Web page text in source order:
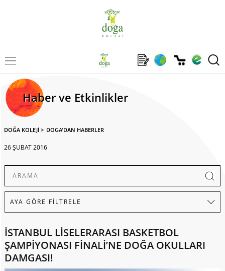
Haber ve Etkinlikler
DOĞA KOLEJİ > DOGA'DAN HABERLER
26 ŞUBAT 2016
İSTANBUL LİSELERARASI BASKETBOL
ŞAMPİYONASI FİNALİ’NE DOĞA OKULLARI
DAMGASI!